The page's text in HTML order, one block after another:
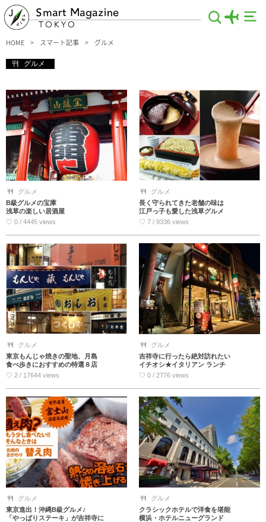
Smart Magazine
TOKYO
HOME スマート記事 グルメ
グルメ
グルメ
B級グルメの宝庫
浅草の楽しい居酒屋
♡ 0 / 4445 views
グルメ
長く守られてきた老舗の味は
江戸っ子も愛した浅草グルメ
♡ 7 / 9336 views
グルメ
東京もんじゃ焼きの聖地、月島
食べ歩きにおすすめの特選８店
♡ 2 / 17644 views
グルメ
吉祥寺に行ったら絶対訪れたい
イチオシ★イタリアン ランチ
♡ 0 / 2776 views
グルメ
東京進出！沖縄B級グルメ♪
「やっぱりステーキ」が吉祥寺に
グルメ
クラシックホテルで洋食を堪能
横浜・ホテルニューグランド